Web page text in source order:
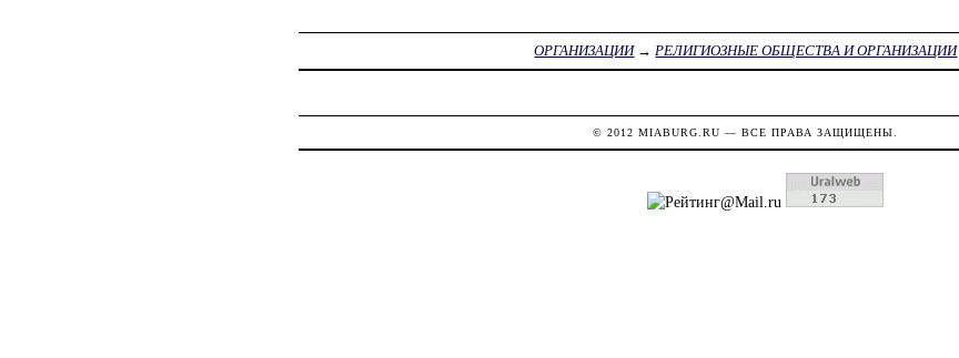
ОРГАНИЗАЦИИ→РЕЛИГИОЗНЫЕ ОБЩЕСТВА И ОРГАНИЗАЦИИ
© 2012MIABURG.RU — ВСЕ ПРАВА ЗАЩИЩЕНЫ.